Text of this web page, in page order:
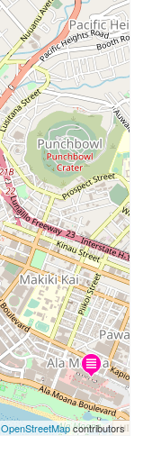
OpenStreetMapcontributors